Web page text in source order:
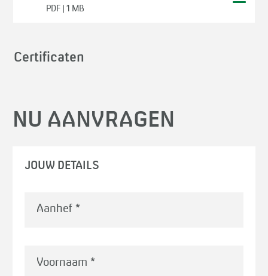
PDF | 1 MB
Certificaten
NU AANVRAGEN
JOUW DETAILS
Voornaam *